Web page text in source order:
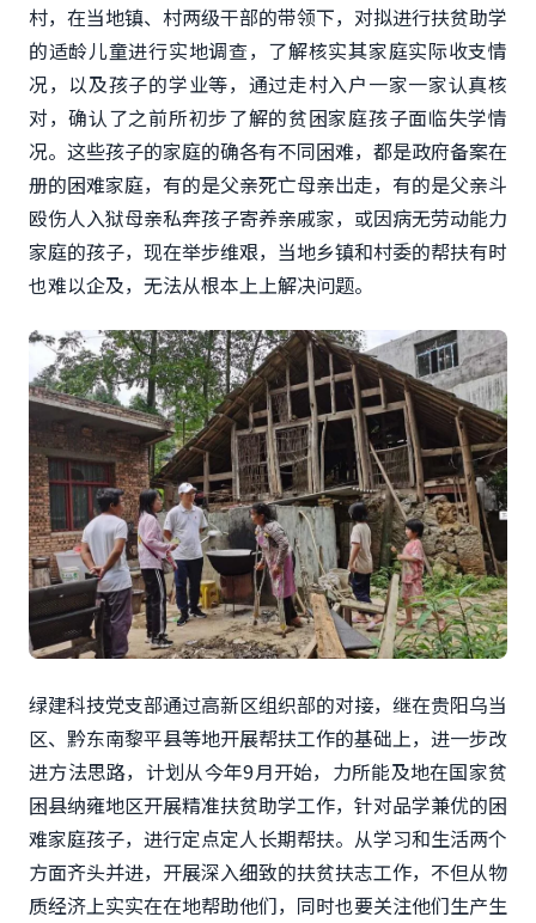
村，在当地镇、村两级干部的带领下，对拟进行扶贫助学
的适龄儿童进行实地调查，了解核实其家庭实际收支情
况，以及孩子的学业等，通过走村入户一家一家认真核
对，确认了之前所初步了解的贫困家庭孩子面临失学情
况。这些孩子的家庭的确各有不同困难，都是政府备案在
册的困难家庭，有的是父亲死亡母亲出走，有的是父亲斗
殴伤人入狱母亲私奔孩子寄养亲戚家，或因病无劳动能力
家庭的孩子，现在举步维艰，当地乡镇和村委的帮扶有时
也难以企及，无法从根本上上解决问题。
绿建科技党支部通过高新区组织部的对接，继在贵阳乌当
区、黔东南黎平县等地开展帮扶工作的基础上，进一步改
进方法思路，计划从今年9月开始，力所能及地在国家贫
困县纳雍地区开展精准扶贫助学工作，针对品学兼优的困
难家庭孩子，进行定点定人长期帮扶。从学习和生活两个
方面齐头并进，开展深入细致的扶贫扶志工作，不但从物
质经济上实实在在地帮助他们，同时也要关注他们生产生